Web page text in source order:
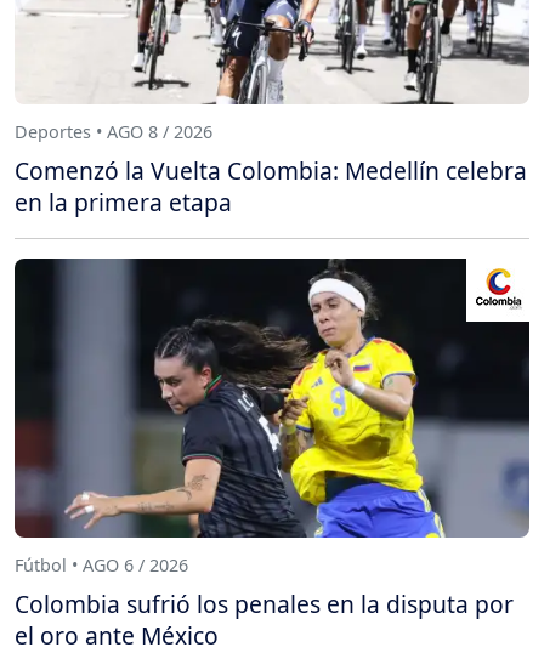
Deportes • AGO 8 / 2026
Comenzó la Vuelta Colombia: Medellín celebra
en la primera etapa
Fútbol • AGO 6 / 2026
Colombia sufrió los penales en la disputa por
el oro ante México